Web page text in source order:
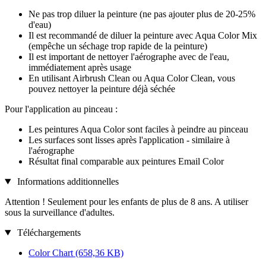
Ne pas trop diluer la peinture (ne pas ajouter plus de 20-25%
d'eau)
Il est recommandé de diluer la peinture avec Aqua Color Mix
(empêche un séchage trop rapide de la peinture)
Il est important de nettoyer l'aérographe avec de l'eau,
immédiatement après usage
En utilisant Airbrush Clean ou Aqua Color Clean, vous
pouvez nettoyer la peinture déjà séchée
Pour l'application au pinceau :
Les peintures Aqua Color sont faciles à peindre au pinceau
Les surfaces sont lisses après l'application - similaire à
l'aérographe
Résultat final comparable aux peintures Email Color
Informations additionnelles
Attention ! Seulement pour les enfants de plus de 8 ans. A utiliser
sous la surveillance d'adultes.
Téléchargements
Color Chart (658,36 KB)